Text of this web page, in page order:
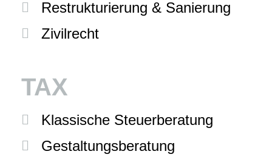
Restrukturierung & Sanierung
Zivilrecht
TAX
Klassische Steuerberatung
Gestaltungsberatung